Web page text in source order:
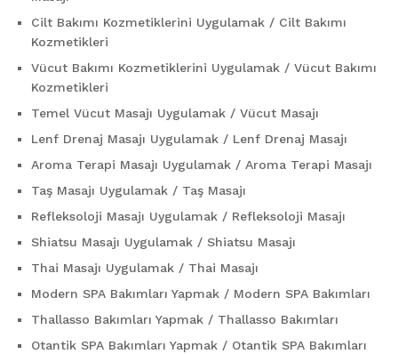
Cilt Bakımı Kozmetiklerini Uygulamak / Cilt Bakımı
Kozmetikleri
Vücut Bakımı Kozmetiklerini Uygulamak / Vücut Bakımı
Kozmetikleri
Temel Vücut Masajı Uygulamak / Vücut Masajı
Lenf Drenaj Masajı Uygulamak / Lenf Drenaj Masajı
Aroma Terapi Masajı Uygulamak / Aroma Terapi Masajı
Taş Masajı Uygulamak / Taş Masajı
Refleksoloji Masajı Uygulamak / Refleksoloji Masajı
Shiatsu Masajı Uygulamak / Shiatsu Masajı
Thai Masajı Uygulamak / Thai Masajı
Modern SPA Bakımları Yapmak / Modern SPA Bakımları
Thallasso Bakımları Yapmak / Thallasso Bakımları
Otantik SPA Bakımları Yapmak / Otantik SPA Bakımları